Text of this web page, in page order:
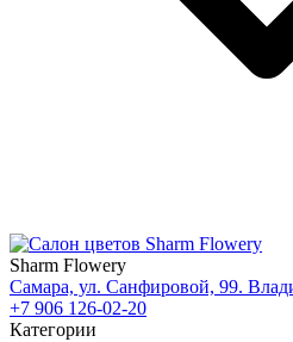
Sharm Flowery
Самара, ул. Санфировой, 99.
+7 906 126-02-20
Категории